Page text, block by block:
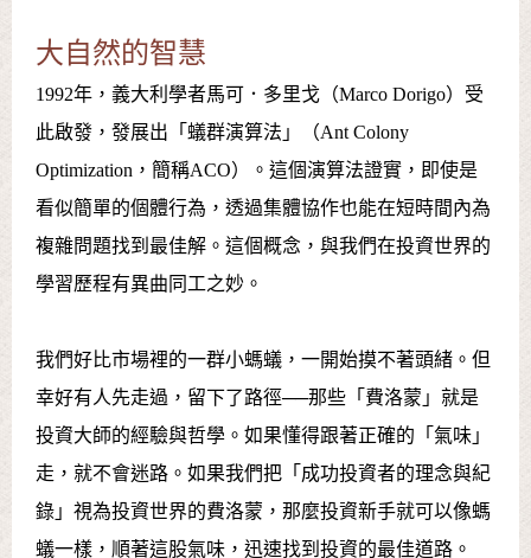
大自然的智慧
1992年，義大利學者馬可．多里戈（Marco Dorigo）受
此啟發，發展出「蟻群演算法」（Ant Colony
Optimization，簡稱ACO）。這個演算法證實，即使是
看似簡單的個體行為，透過集體協作也能在短時間內為
複雜問題找到最佳解。這個概念，與我們在投資世界的
學習歷程有異曲同工之妙。
我們好比市場裡的一群小螞蟻，一開始摸不著頭緒。但
幸好有人先走過，留下了路徑──那些「費洛蒙」就是
投資大師的經驗與哲學。如果懂得跟著正確的「氣味」
走，就不會迷路。如果我們把「成功投資者的理念與紀
錄」視為投資世界的費洛蒙，那麼投資新手就可以像螞
蟻一樣，順著這股氣味，迅速找到投資的最佳道路。